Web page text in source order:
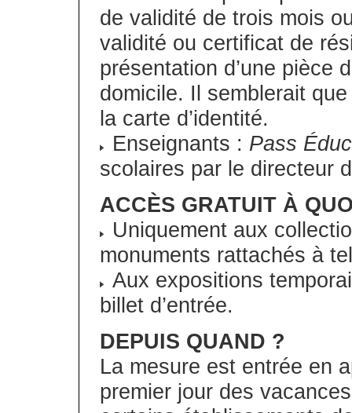
de validité de trois mois
validité ou certificat de
présentation d’une pièce
domicile. Il semblerait
la carte d’identité.
Enseignants : Pass
scolaires par le directeur
ACCÈS GRATUIT À
Uniquement aux
monuments rattachés à
Aux expositions
billet d’entrée.
DEPUIS QUAND ?
La mesure est entrée en
premier jour des